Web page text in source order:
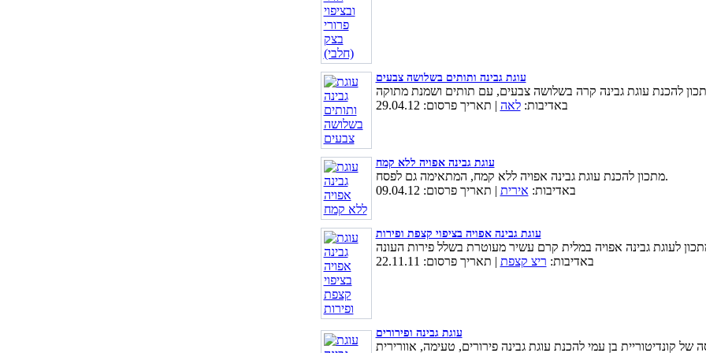
עוגת גבינה ותותים בשלושה צבעים
באדיבות:לאה | תאריך פרסום: 29.04.12
עוגת גבינה אפויה ללא קמח
מתכון להכנת עוגת גבינה אפויה ללא קמח, המתאימה גם לפסח.
באדיבות: אירית | תאריך פרסום: 09.04.12
עוגת גבינה אפויה בציפוי קצפת ופירות
באדיבות: ריצ קצפת | תאריך פרסום: 22.11.11
עוגת גבינה ופירורים
של קונדיטוריית בן עמי להכנת עוגת גבינה פירורים, טעימה, אוורירית